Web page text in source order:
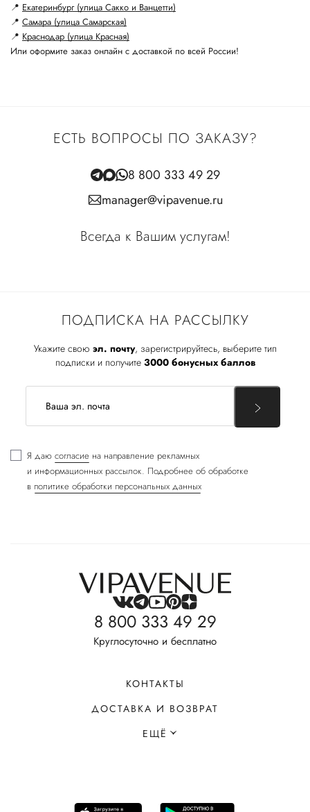
📍 Екатеринбург (улица Сакко и Ванцетти)
📍 Самара (улица Самарская)
📍 Краснодар (улица Красная)
Или оформите заказ онлайн с доставкой по всей России!
ПОДПИСКА НА РАССЫЛКУ
Укажите свою эл. почту, зарегистрируйтесь, выберите тип
подписки и получите 3000 бонусных баллов
Я даю согласие на направление рекламных
и информационных рассылок. Подробнее об обработке
в политике обработки персональных данных
ЕСТЬ ВОПРОСЫ ПО ЗАКАЗУ?
8 800 333 49 29
manager@vipavenue.ru
Всегда к Вашим услугам!
8 800 333 49 29
Круглосуточно и бесплатно
КОНТАКТЫ
ДОСТАВКА И ВОЗВРАТ
ЕЩЁ